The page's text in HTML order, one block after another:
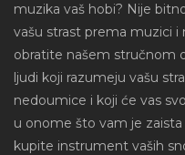
muzika vaš hobi? Nije
vašu strast prema muzici
obratite našem stručnom
ljudi koji razumeju vašu
nedoumice i koji će vas
u onome što vam je
kupite instrument vaših